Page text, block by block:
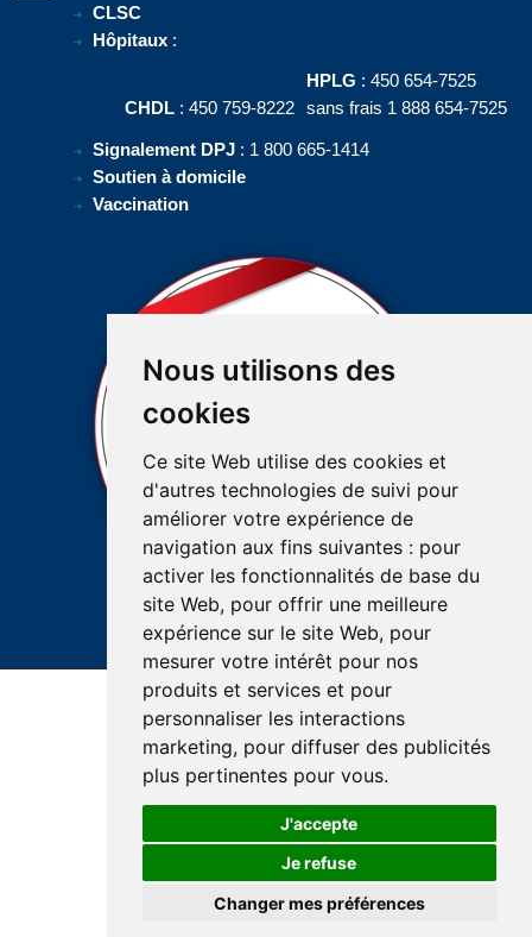
Nous utilisons des
cookies
Ce site Web utilise des cookies et
d'autres technologies de suivi pour
améliorer votre expérience de
navigation aux fins suivantes : pour
activer les fonctionnalités de base du
site Web, pour offrir une meilleure
expérience sur le site Web, pour
mesurer votre intérêt pour nos
produits et services et pour
personnaliser les interactions
marketing, pour diffuser des publicités
plus pertinentes pour vous.
J'accepte
Je refuse
Changer mes préférences
CLSC
Hôpitaux :
CHDL : 450 759-8222
HPLG : 450 654-7525
sans frais 1 888 654-7525
Signalement DPJ : 1 800 665-1414
Soutien à domicile
Vaccination
Dernière mise à jour : 19 mars 2025
Accessibilité Plan du site
Réalisation du site
Confidentialité et protection des renseignements